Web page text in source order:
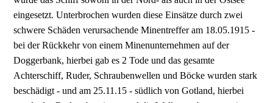
eingesetzt. Unterbrochen wurden diese Einsätze durch zwei
schwere Schäden verursachende Minentref­fer am 18.05.1915 -
bei der Rückkehr von einem Minenunternehmen auf der
Doggerbank, hierbei gab es 2 Tode und das gesamte
Achterschiff, Ruder, Schraubenwellen und Böcke wurden stark
beschädigt - und am 25.11.15 - südlich von Gotland, hierbei